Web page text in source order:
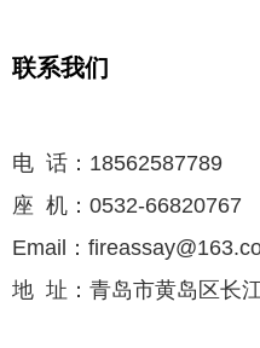
联系我们
电 话：18562587789
座 机：0532-66820767
Email：
地 址：青岛市黄岛区长